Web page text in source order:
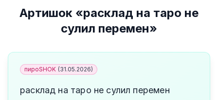
Артишок «расклад на таро не
сулил перемен»
пироSHOK (31.05.2026)
расклад на таро не сулил перемен